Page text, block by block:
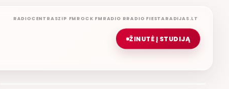
RADIOCENTRASZIP FM ROCK FM RADIO RRADIO FIESTARADIJAS.LT
ŽINUTĖ Į STUDIJĄ
LIETUVIŠKOS MUZIKOS NAMAI